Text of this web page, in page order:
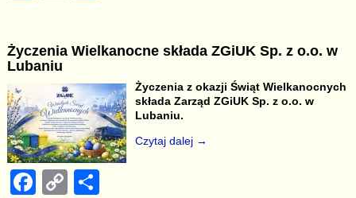
e
o
o
k
y
Li
n
k
e
Życzenia Wielkanocne składa ZGiUK Sp. z o.o. w
Lubaniu
Życzenia z okazji Świąt Wielkanocnych
składa Zarząd ZGiUK Sp. z o.o. w
Lubaniu.
Czytaj dalej →
F
C